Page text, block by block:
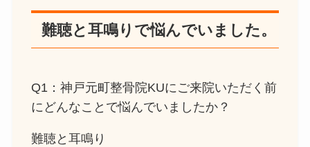
難聴と耳鳴りで悩んでいました。
Q1：神戸元町整骨院KUにご来院いただく前
にどんなことで悩んでいましたか？
難聴と耳鳴り